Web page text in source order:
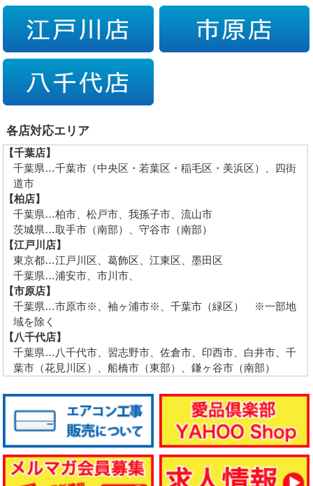
各店対応エリア
【千葉店】
千葉県…千葉市（中央区・若葉区・稲毛区・美浜区）、四街
道市
【柏店】
千葉県…柏市、松戸市、我孫子市、流山市
茨城県…取手市（南部）、守谷市（南部）
【江戸川店】
東京都…江戸川区、葛飾区、江東区、墨田区
千葉県…浦安市、市川市、
【市原店】
千葉県…市原市※、袖ヶ浦市※、千葉市（緑区） ※一部地
域を除く
【八千代店】
千葉県…八千代市、習志野市、佐倉市、印西市、白井市、千
葉市（花見川区）、船橋市（東部）、鎌ヶ谷市（南部）